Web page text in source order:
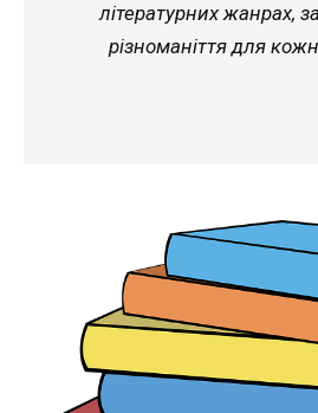
літературних жанрах,
різноманіття для